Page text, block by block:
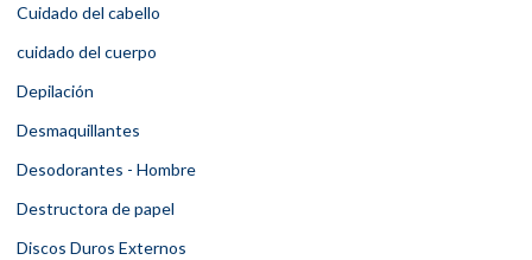
Cuidado del cabello
cuidado del cuerpo
Depilación
Desmaquillantes
Desodorantes - Hombre
Destructora de papel
Discos Duros Externos